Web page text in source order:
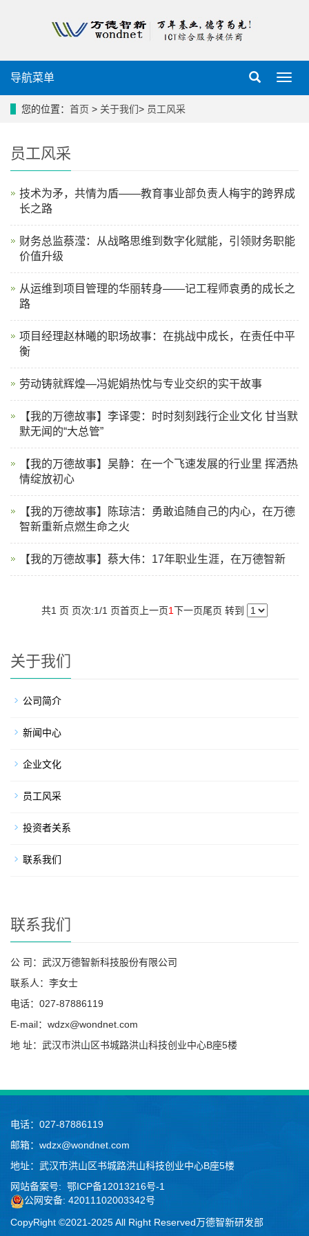
导
航
导航菜单
您的位置： 首页 > 关于我们> 员工风采
员工风采
技术为矛，共情为盾——教育事业部负责人梅宇的跨界成
长之路
财务总监蔡滢：从战略思维到数字化赋能，引领财务职能
价值升级
从运维到项目管理的华丽转身——记工程师袁勇的成长之
路
项目经理赵林曦的职场故事：在挑战中成长，在责任中平
衡
劳动铸就辉煌—冯妮娟热忱与专业交织的实干故事
【我的万德故事】李译雯：时时刻刻践行企业文化 甘当默
默无闻的“大总管”
【我的万德故事】吴静：在一个飞速发展的行业里 挥洒热
情绽放初心
【我的万德故事】陈琼洁：勇敢追随自己的内心，在万德
智新重新点燃生命之火
【我的万德故事】蔡大伟：17年职业生涯，在万德智新
共1 页 页次:1/1 页首页 上一页1下一页尾页 转到
关于我们
公司简介
新闻中心
企业文化
员工风采
投资者关系
联系我们
联系我们
公 司：武汉万德智新科技股份有限公司
联系人：李女士
电话：027-87886119
E-mail：wdzx@wondnet.com
地 址：武汉市洪山区书城路洪山科技创业中心B座5楼
电话：027-87886119
邮箱：wdzx@wondnet.com
地址：武汉市洪山区书城路洪山科技创业中心B座5楼
网站备案号: 鄂ICP备12013216号-1
公网安备: 42011102003342号
CopyRight ©2021-2025 All Right Reserved万德智新研发部